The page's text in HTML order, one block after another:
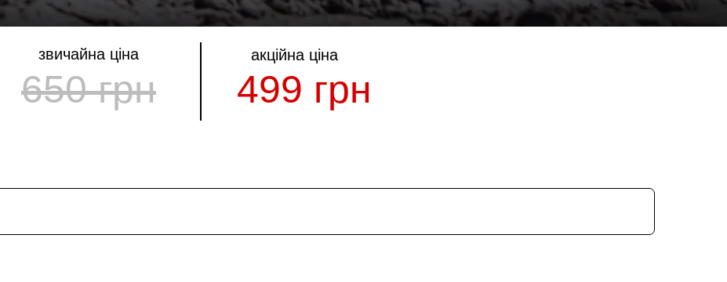
звичайна ціна
650 грн 499 грн
акційна ціна